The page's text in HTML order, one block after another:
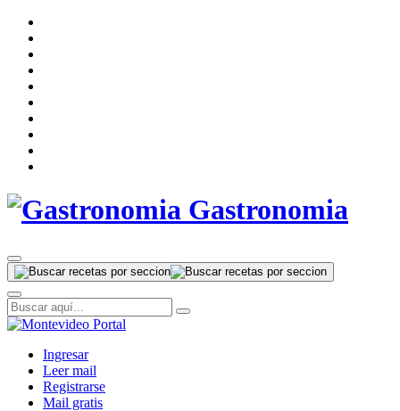
Gastronomia
Ingresar
Leer mail
Registrarse
Mail gratis